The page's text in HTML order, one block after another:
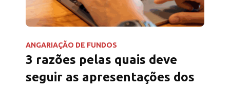
ANGARIAÇÃO DE FUNDOS
3 razões pelas quais deve
seguir as apresentações dos